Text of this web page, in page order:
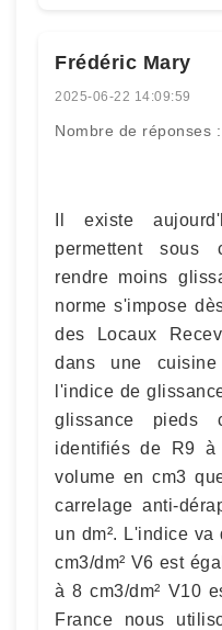
Frédéric Mary
2025-06-22 14:09:59
Nombre de réponses :
Il existe
permettent sous
rendre moins
norme s'impose
des Locaux
dans une
l'indice de
glissance pieds
identifiés de R9
volume en cm3
carrelage anti-
un dm². L'indice
cm3/dm² V6 est
à 8 cm3/dm² V10
France nous